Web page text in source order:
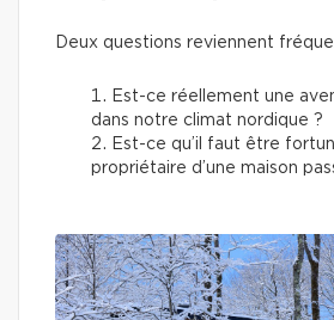
Deux questions reviennent
Est-ce réellement une
dans notre climat nordique ?
Est-ce qu’il faut être
propriétaire d’une maison